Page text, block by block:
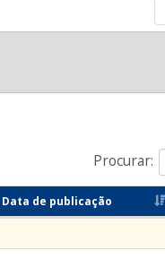
Procurar:
Data de publicação